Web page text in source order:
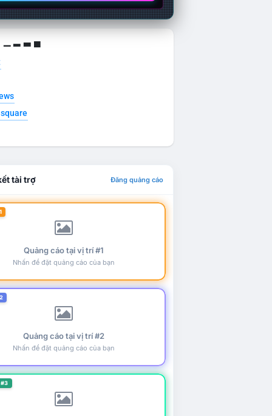
▁ ▂ ▃ ▄
tài trợ Đăng quảng cáo
Quảng cáo tại vị trí #1
Nhấn để đặt quảng cáo của bạn
Quảng cáo tại vị trí #2
Nhấn để đặt quảng cáo của bạn